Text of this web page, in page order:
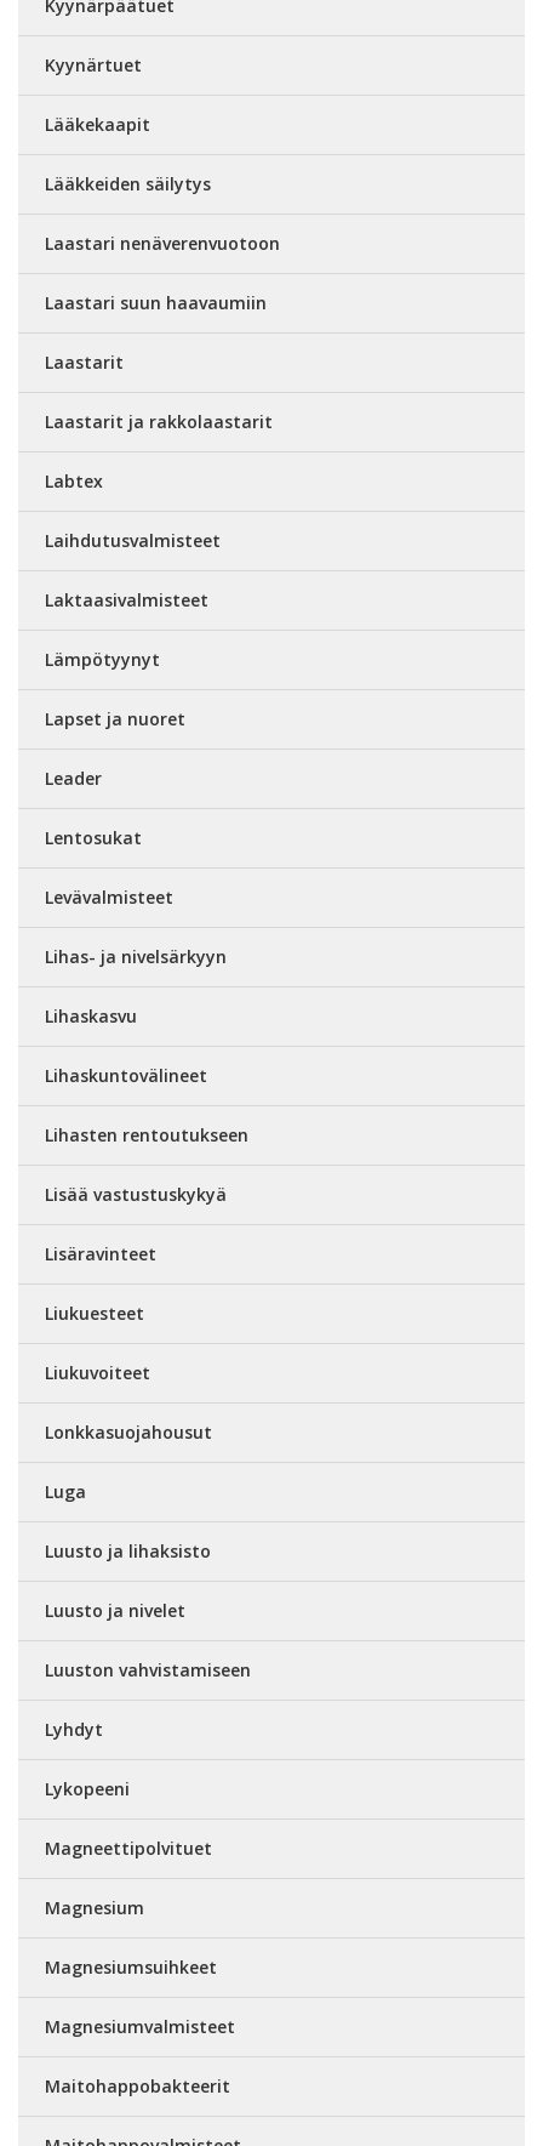
Kyynärpäätuet
Kyynärtuet
Lääkekaapit
Lääkkeiden säilytys
Laastari nenäverenvuotoon
Laastari suun haavaumiin
Laastarit
Laastarit ja rakkolaastarit
Labtex
Laihdutusvalmisteet
Laktaasivalmisteet
Lämpötyynyt
Lapset ja nuoret
Leader
Lentosukat
Levävalmisteet
Lihas- ja nivelsärkyyn
Lihaskasvu
Lihaskuntovälineet
Lihasten rentoutukseen
Lisää vastustuskykyä
Lisäravinteet
Liukuesteet
Liukuvoiteet
Lonkkasuojahousut
Luga
Luusto ja lihaksisto
Luusto ja nivelet
Luuston vahvistamiseen
Lyhdyt
Lykopeeni
Magneettipolvituet
Magnesium
Magnesiumsuihkeet
Magnesiumvalmisteet
Maitohappobakteerit